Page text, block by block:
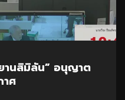
านสิมิลัน” อนุญาต
าศ